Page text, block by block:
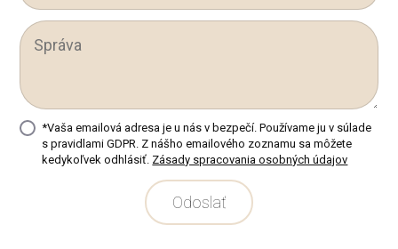
*Vaša emailová adresa je u nás v bezpečí. Používame ju v súlade
s pravidlami GDPR. Z nášho emailového zoznamu sa môžete
kedykoľvek odhlásiť. Zásady spracovania osobných údajov
Odoslať